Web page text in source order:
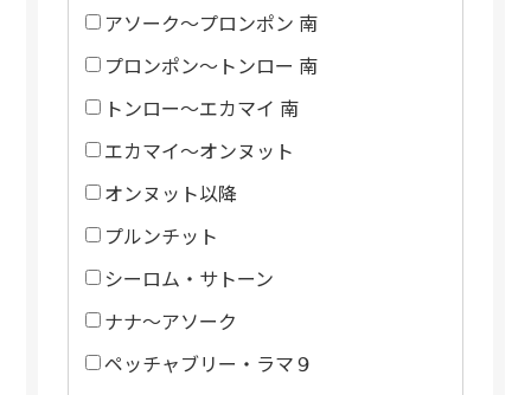
アソーク～プロンポン 南
プロンポン～トンロー 南
トンロー～エカマイ 南
エカマイ～オンヌット
オンヌット以降
プルンチット
シーロム・サトーン
ナナ～アソーク
ペッチャブリー・ラマ９